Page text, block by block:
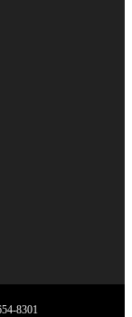
8301